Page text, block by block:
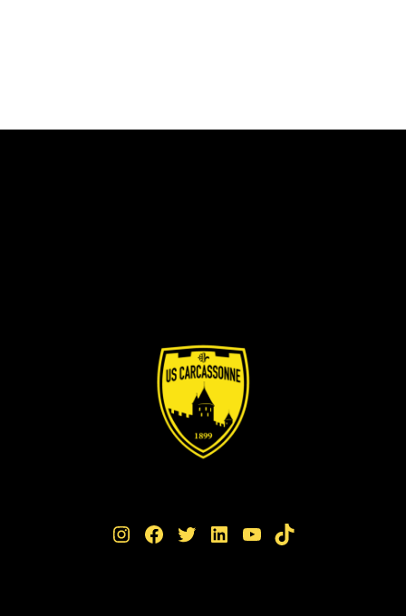
Instagram Facebook Twitter LinkedIn YouTube TikTok